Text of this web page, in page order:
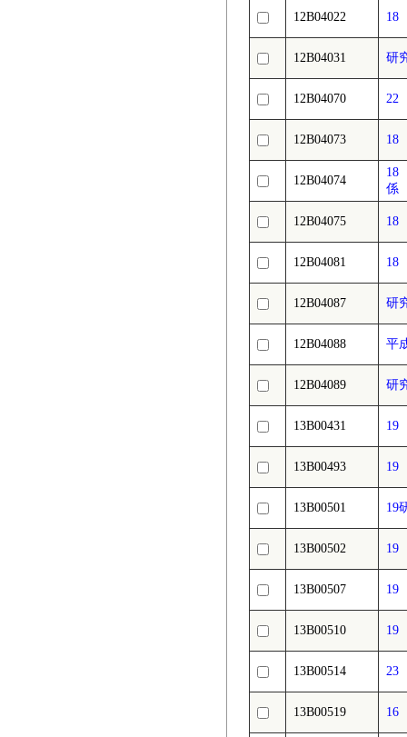
12B04022 18
12B04031 研
12B04070 22
12B04073 18
12B04074
18
係
12B04075 18
12B04081 18
12B04087 研
12B04088 平
12B04089 研
13B00431 19
13B00493 19
13B00501 19
13B00502 19
13B00507 19
13B00510 19
13B00514 23
13B00519 16